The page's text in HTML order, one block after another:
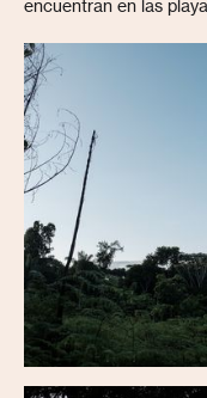
encuentran en las